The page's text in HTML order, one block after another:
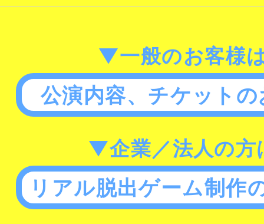
▼一般のお客様
公演内容、チケット
▼企業／法人の方
リアル脱出ゲーム制作